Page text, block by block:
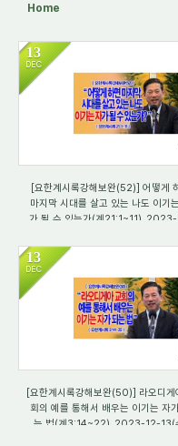
Home
13
DEC
634
[요한계시록강해보완(52)] 어떻게
마지막 시대를 살고 있는 나도 이기
가 될 수 있는가(계
13
DEC
568
[요한계시록강해보완(50)] 라오디게
회의 예를 통해서 배우는 이기는 자
는 법(계3:14~22)_2023-12-13(